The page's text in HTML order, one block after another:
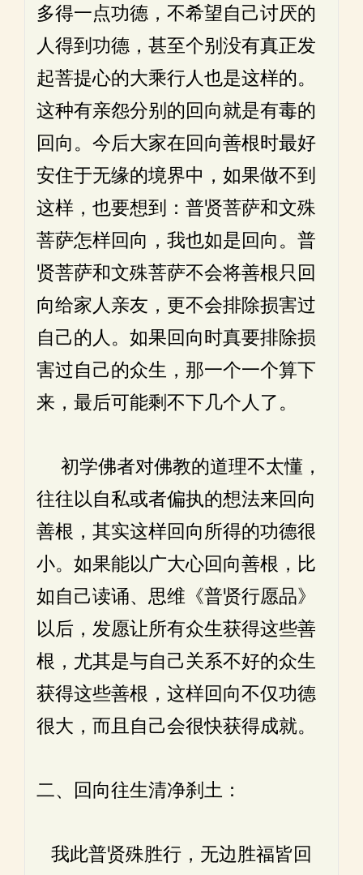
多得一点功德，不希望自己讨厌的
人得到功德，甚至个别没有真正发
起菩提心的大乘行人也是这样的。
这种有亲怨分别的回向就是有毒的
回向。今后大家在回向善根时最好
安住于无缘的境界中，如果做不到
这样，也要想到：普贤菩萨和文殊
菩萨怎样回向，我也如是回向。普
贤菩萨和文殊菩萨不会将善根只回
向给家人亲友，更不会排除损害过
自己的人。如果回向时真要排除损
害过自己的众生，那一个一个算下
来，最后可能剩不下几个人了。
初学佛者对佛教的道理不太懂，
往往以自私或者偏执的想法来回向
善根，其实这样回向所得的功德很
小。如果能以广大心回向善根，比
如自己读诵、思维《普贤行愿品》
以后，发愿让所有众生获得这些善
根，尤其是与自己关系不好的众生
获得这些善根，这样回向不仅功德
很大，而且自己会很快获得成就。
二、回向往生清净刹土：
我此普贤殊胜行，无边胜福皆回